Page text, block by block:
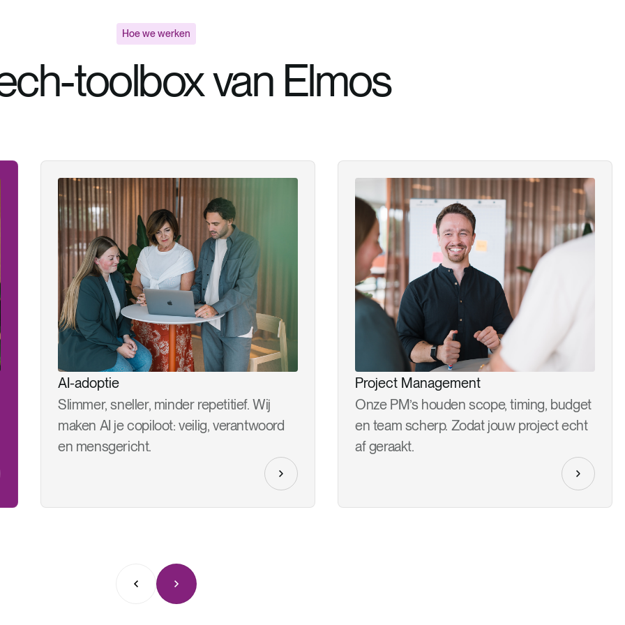
Hoe we werken
toolbox van Elmos
AI-adoptie
Slimmer, sneller, minder repetitief. Wij
maken AI je copiloot: veilig, verantwoord
en mensgericht.
Project Management
Onze PM’s houden scope, timing, budget
en team scherp. Zodat jouw project echt
af geraakt.